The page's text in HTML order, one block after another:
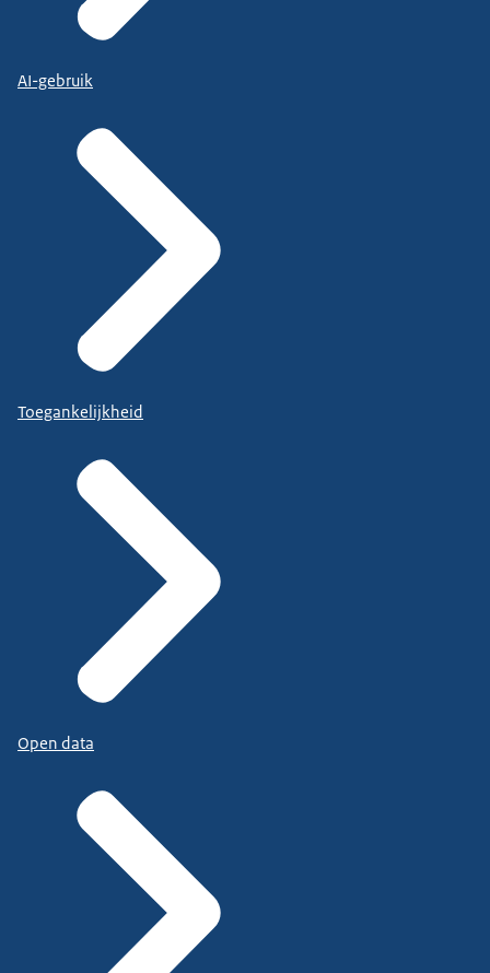
AI-gebruik
Toegankelijkheid
Open data